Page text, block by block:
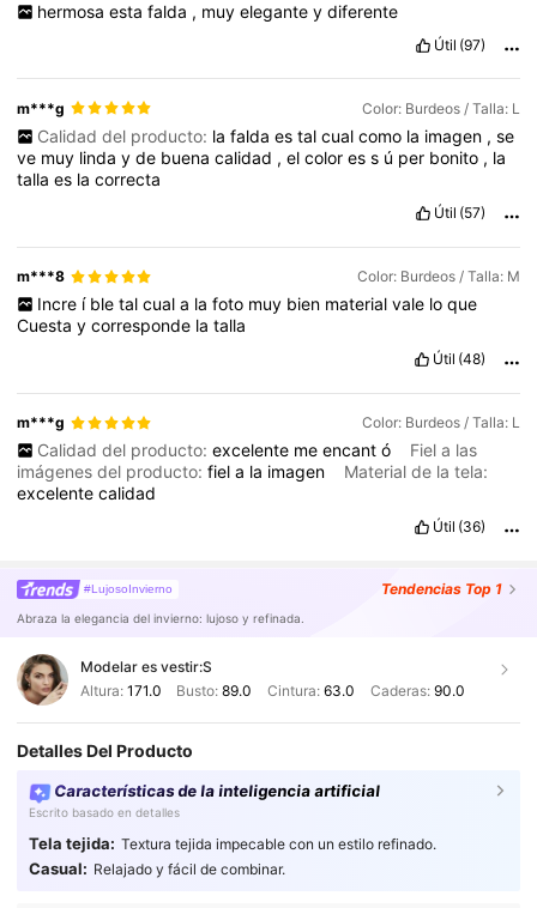
hermosa esta falda , muy elegante y diferente
Útil (97)
m***g Color: Burdeos / Talla: L
Calidad del producto: la falda es tal cual como la imagen , se
ve muy lindayde buenacalidad ,elcoloress ú per bonito , la
tallaes lacorrecta
Útil (57)
m***8 Color: Burdeos / Talla: M
Incre í ble tal cual a la foto muy bien material vale lo que
Cuestaycorresponde latalla
Útil (48)
m***g Color: Burdeos / Talla: L
Calidad del producto: excelente me encant ó
Fiel a las
imágenes del producto:fiela la imagen
Material de la tela:
excelentecalidad
Útil (36)
#LujosoInvierno Tendencias Top 1
Abraza la elegancia del invierno: lujoso y refinada.
Modelar es vestir:S
Altura: 171.0 Busto:89.0 Cintura: 63.0 Caderas: 90.0
Detalles Del Producto
Características de la inteligencia artificial
Escrito basado en detalles
Tela tejida: Textura tejida impecable con un estilo refinado.
Casual: Relajado y fácil de combinar.
4,89 4M Seguidores